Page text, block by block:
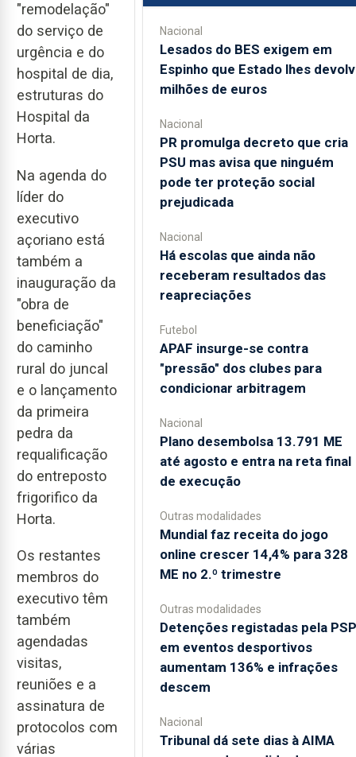
"remodelação"
do serviço de
urgência e do
hospital de dia,
estruturas do
Hospital da
Horta.
Na agenda do
líder do
executivo
açoriano está
também a
inauguração da
"obra de
beneficiação"
do caminho
rural do juncal
e o lançamento
da primeira
pedra da
requalificação
do entreposto
frigorifico da
Horta.
Os restantes
membros do
executivo têm
também
agendadas
visitas,
reuniões e a
assinatura de
protocolos com
várias
Nacional
Lesados do BES exigem em
Espinho que Estado lhes
milhões de euros
Nacional
PR promulga decreto que cria
PSU mas avisa que ninguém
pode ter proteção social
prejudicada
Nacional
Há escolas que ainda não
receberam resultados das
reapreciações
Futebol
APAF insurge-se contra
"pressão" dos clubes para
condicionar arbitragem
Nacional
Plano desembolsa 13.791 ME
até agosto e entra na reta final
de execução
Outras modalidades
Mundial faz receita do jogo
online crescer 14,4% para 328
ME no 2.º trimestre
Outras modalidades
Detenções registadas pela PSP
em eventos desportivos
aumentam 136% e infrações
descem
Nacional
Tribunal dá sete dias à AIMA